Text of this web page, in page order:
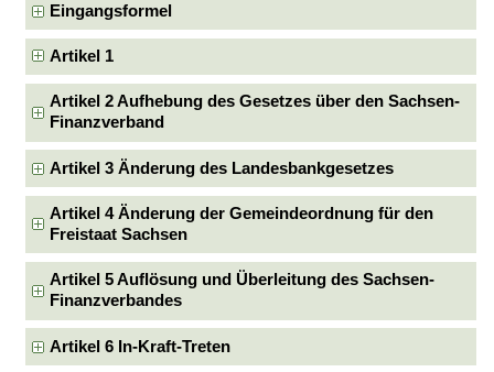
Eingangsformel
Artikel 1
Artikel 2 Aufhebung des Gesetzes über den Sachsen-
Finanzverband
Artikel 3 Änderung des Landesbankgesetzes
Artikel 4 Änderung der Gemeindeordnung für den
Freistaat Sachsen
Artikel 5 Auflösung und Überleitung des Sachsen-
Finanzverbandes
Artikel 6 In-Kraft-Treten